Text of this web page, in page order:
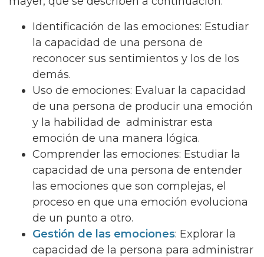
Identificación de las emociones: Estudiar
la capacidad de una persona de
reconocer sus sentimientos y los de los
demás.
Uso de emociones: Evaluar la capacidad
de una persona de producir una emoción
y la habilidad de administrar esta
emoción de una manera lógica.
Comprender las emociones: Estudiar la
capacidad de una persona de entender
las emociones que son complejas, el
proceso en que una emoción evoluciona
de un punto a otro.
Gestión de las emociones: Explorar la
capacidad de la persona para administrar